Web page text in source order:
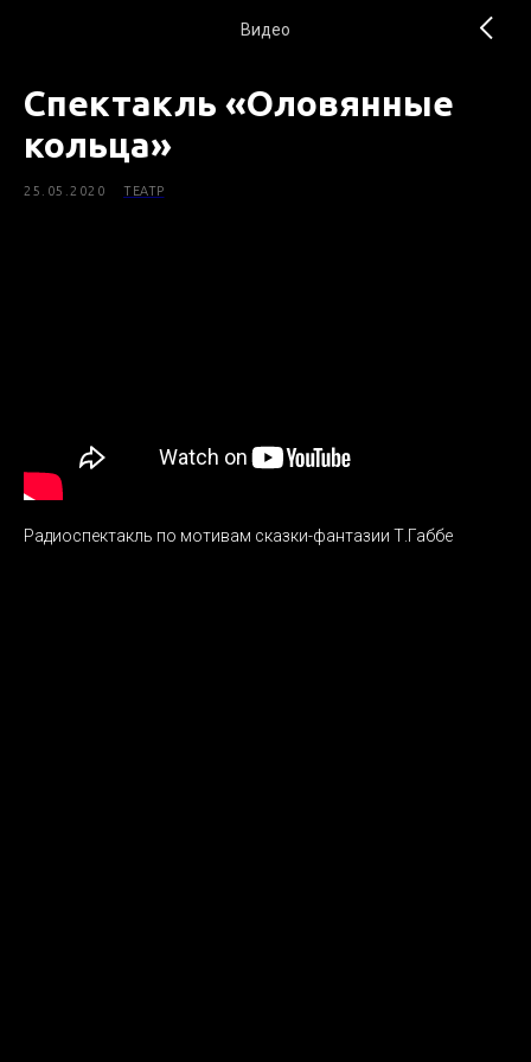
Видео
Спектакль «Оловянные
кольца»
25.05.2020 ТЕАТР
Радиоспектакль по мотивам сказки-фантазии Т.Габбе